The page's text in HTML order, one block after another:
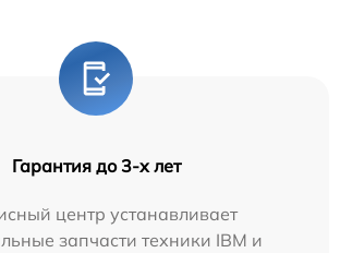
Гарантия до 3-х лет
центр устанавливает
запчасти техники IBM и